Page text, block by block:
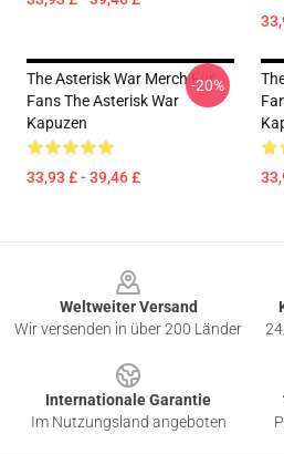
The Asterisk War Merch Für
Fans The Asterisk War
Kapuzen
33,93 £ - 39,46 £
-20%
Weltweiter Versand
Wir versenden in über 200 Länder
Internationale Garantie
Im Nutzungsland angeboten